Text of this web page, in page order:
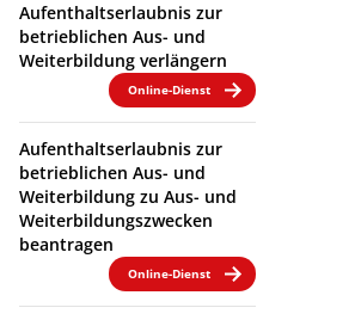
Aufenthaltserlaubnis zur
betrieblichen Aus- und
Weiterbildung verlängern
Online-Dienst
Aufenthaltserlaubnis zur
betrieblichen Aus- und
Weiterbildung zu Aus- und
Weiterbildungszwecken
beantragen
Online-Dienst